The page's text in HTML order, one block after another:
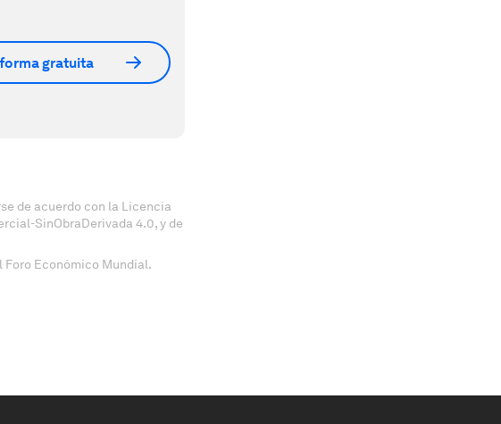
gratuita
de acuerdo con la Licencia
SinObraDerivada 4.0, y de
Foro Económico Mundial.